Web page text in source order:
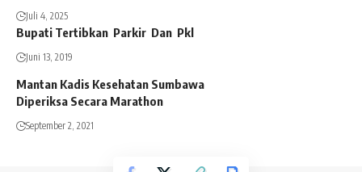
Juli 4, 2025
Bupati Tertibkan Parkir Dan Pkl
Juni 13, 2019
Mantan Kadis Kesehatan Sumbawa
Diperiksa Secara Marathon
September 2, 2021